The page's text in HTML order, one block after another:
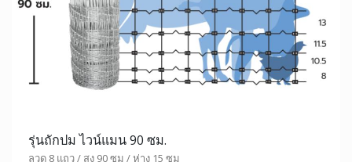
รุ่นถักปม ไวน์แมน 90 ซม.
ลวด 8 แถว / สูง 90 ซม / ห่าง 15 ซม